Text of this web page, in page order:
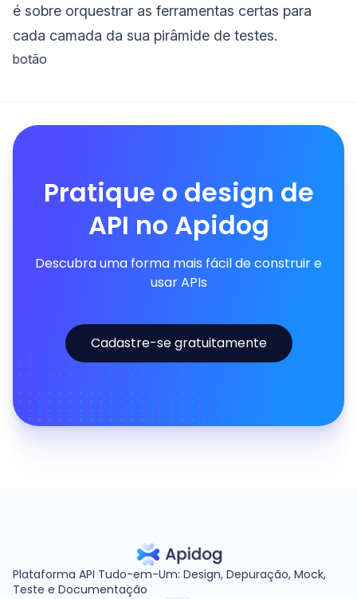
é sobre orquestrar as ferramentas certas para
cada camada da sua pirâmide de testes.
botão
Pratique o design de
API no Apidog
Descubra uma forma mais fácil de construir e
usar APIs
Cadastre-se gratuitamente
Plataforma API Tudo-em-Um: Design, Depuração, Mock,
Teste e Documentação